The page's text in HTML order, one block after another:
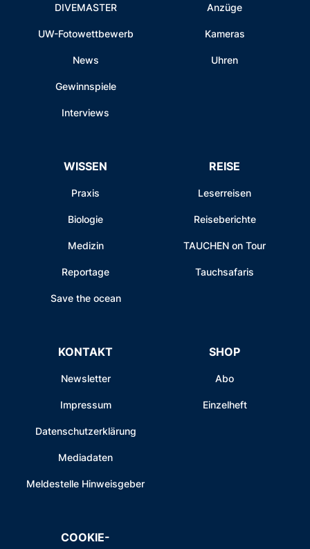
DIVEMASTER
UW-Fotowettbewerb
News
Gewinnspiele
Interviews
Anzüge
Kameras
Uhren
WISSEN
Praxis
Biologie
Medizin
Reportage
Save the ocean
REISE
Leserreisen
Reiseberichte
TAUCHEN on Tour
Tauchsafaris
KONTAKT
Newsletter
Impressum
Datenschutzerklärung
Mediadaten
Meldestelle Hinweisgeber
SHOP
Abo
Einzelheft
COOKIE-